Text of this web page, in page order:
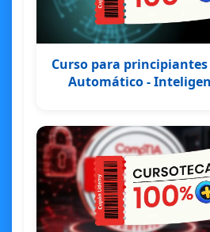
Curso para
Automático -